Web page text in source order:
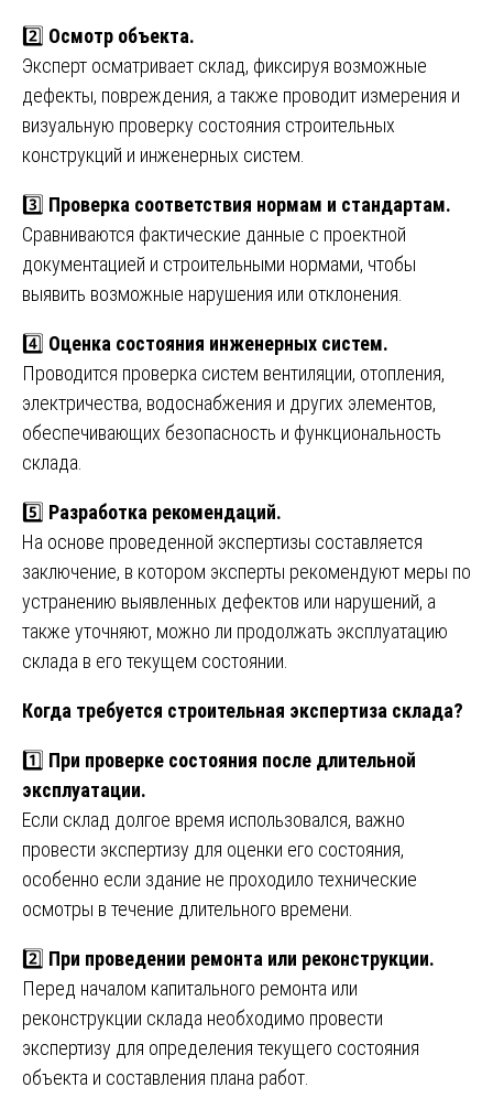
2️⃣ Осмотр объекта.
Эксперт осматривает склад, фиксируя возможные
дефекты, повреждения, а также проводит измерения и
визуальную проверку состояния строительных
конструкций и инженерных систем.
3️⃣ Проверка соответствия нормам и стандартам.
Сравниваются фактические данные с проектной
документацией и строительными нормами, чтобы
выявить возможные нарушения или отклонения.
4️⃣ Оценка состояния инженерных систем.
Проводится проверка систем вентиляции, отопления,
электричества, водоснабжения и других элементов,
обеспечивающих безопасность и функциональность
склада.
5️⃣ Разработка рекомендаций.
На основе проведенной экспертизы составляется
заключение, в котором эксперты рекомендуют меры по
устранению выявленных дефектов или нарушений, а
также уточняют, можно ли продолжать эксплуатацию
склада в его текущем состоянии.
Когда требуется строительная экспертиза склада?
1️⃣ При проверке состояния после длительной
эксплуатации.
Если склад долгое время использовался, важно
провести экспертизу для оценки его состояния,
особенно если здание не проходило технические
осмотры в течение длительного времени.
2️⃣ При проведении ремонта или реконструкции.
Перед началом капитального ремонта или
реконструкции склада необходимо провести
экспертизу для определения текущего состояния
объекта и составления плана работ.